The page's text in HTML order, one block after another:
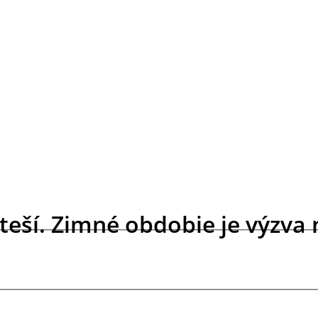
Zimné obdobie je